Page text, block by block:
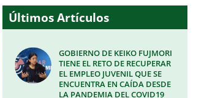
Últimos Artículos
GOBIERNO DE KEIKO FUJMORI
TIENE EL RETO DE RECUPERAR
EL EMPLEO JUVENIL QUE SE
ENCUENTRA EN CAÍDA DESDE
LA PANDEMIA DEL COVID19